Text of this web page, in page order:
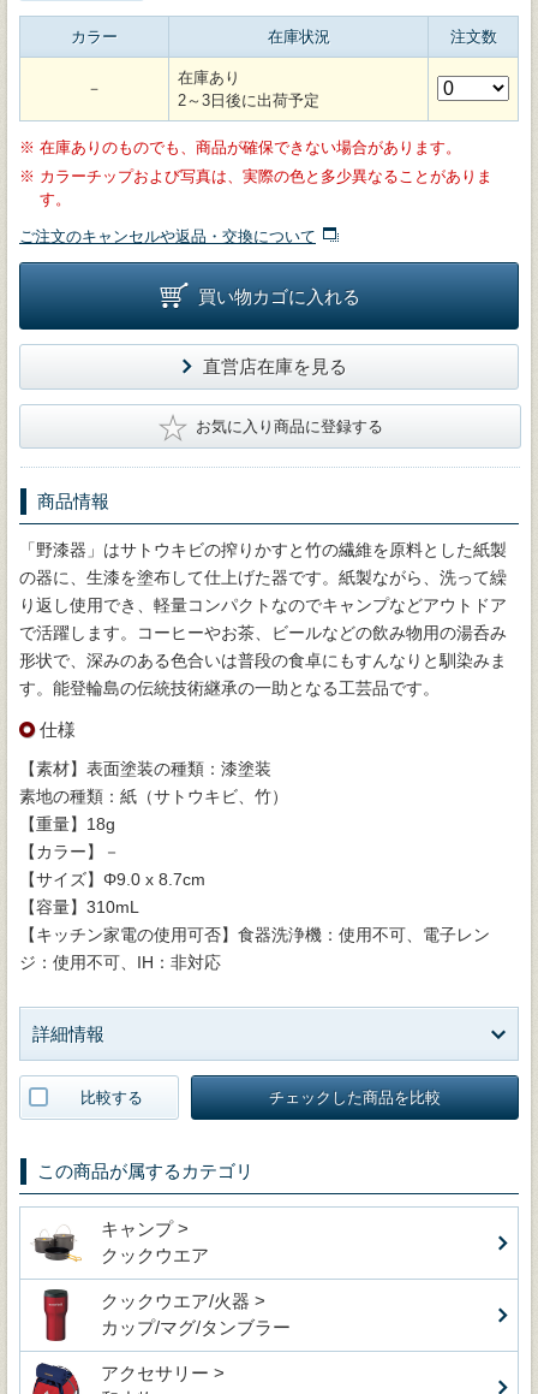
カラー 在庫状況 注文数
－
在庫あり
2～3日後に出荷予定
※ 在庫ありのものでも、商品が確保できない場合があります。
※ カラーチップおよび写真は、実際の色と多少異なることがありま
す。
ご注文のキャンセルや返品・交換について
買い物カゴに入れる
直営店在庫を見る
★ お気に入り商品に登録する
商品情報
「野漆器」はサトウキビの搾りかすと竹の繊維を原料とした紙製
の器に、生漆を塗布して仕上げた器です。紙製ながら、洗って繰
り返し使用でき、軽量コンパクトなのでキャンプなどアウトドア
で活躍します。コーヒーやお茶、ビールなどの飲み物用の湯呑み
形状で、深みのある色合いは普段の食卓にもすんなりと馴染みま
す。能登輪島の伝統技術継承の一助となる工芸品です。
仕様
【素材】表面塗装の種類：漆塗装
素地の種類：紙（サトウキビ、竹）
【重量】18g
【カラー】－
【サイズ】Φ9.0 x 8.7cm
【容量】310mL
【キッチン家電の使用可否】食器洗浄機：使用不可、電子レン
ジ：使用不可、IH：非対応
詳細情報
比較する チェックした商品を比較
この商品が属するカテゴリ
キャンプ >
クックウエア
クックウエア/火器 >
カップ/マグ/タンブラー
アクセサリー >